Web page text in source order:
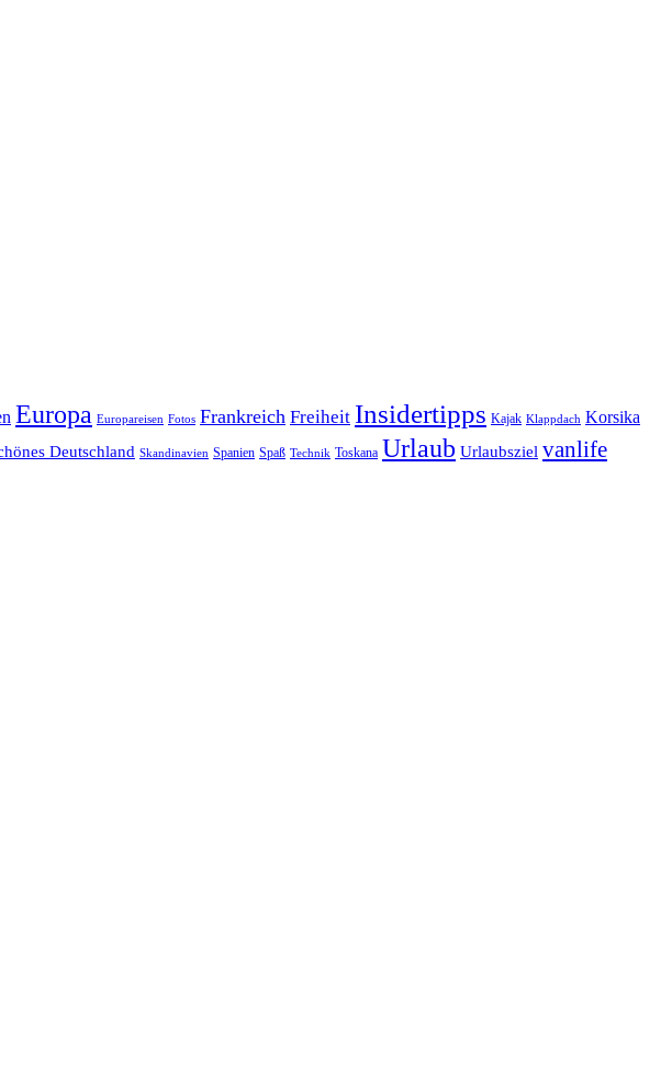
Europa Europareisen Fotos Frankreich Freiheit Insidertipps Kajak Klappdach Korsika
Deutschland Skandinavien Spanien Spaß Technik Toskana Urlaub Urlaubsziel vanlife